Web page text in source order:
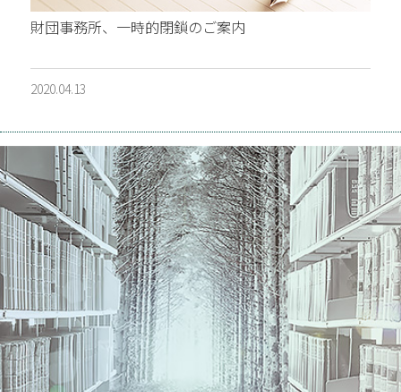
財団事務所、一時的閉鎖のご案内
2020.04.13